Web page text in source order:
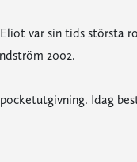
var sin tids största
2002.
Idag